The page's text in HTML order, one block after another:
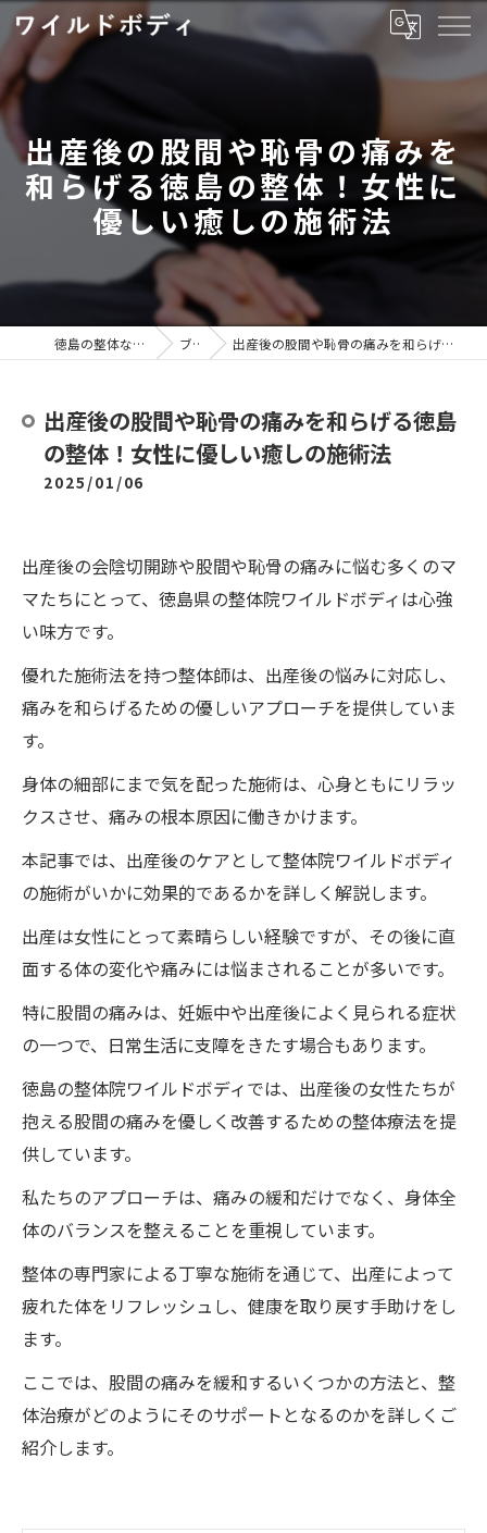
出産後の股間や恥骨の痛みを
和らげる徳島の整体！女性に
優しい癒しの施術法
徳島の整体ならワイルドボディ ブログ 出産後の股間や恥骨の痛みを和らげる徳島の整体！女性に優しい癒しの施術法
出産後の股間や恥骨の痛みを和らげる徳島
の整体！女性に優しい癒しの施術法
2025/01/06
出産後の会陰切開跡や股間や恥骨の痛みに悩む多くのマ
マたちにとって、徳島県の整体院ワイルドボディは心強
い味方です。
優れた施術法を持つ整体師は、出産後の悩みに対応し、
痛みを和らげるための優しいアプローチを提供していま
す。
身体の細部にまで気を配った施術は、心身ともにリラッ
クスさせ、痛みの根本原因に働きかけます。
本記事では、出産後のケアとして整体院ワイルドボディ
の施術がいかに効果的であるかを詳しく解説します。
出産は女性にとって素晴らしい経験ですが、その後に直
面する体の変化や痛みには悩まされることが多いです。
特に股間の痛みは、妊娠中や出産後によく見られる症状
の一つで、日常生活に支障をきたす場合もあります。
徳島の整体院ワイルドボディでは、出産後の女性たちが
抱える股間の痛みを優しく改善するための整体療法を提
供しています。
私たちのアプローチは、痛みの緩和だけでなく、身体全
体のバランスを整えることを重視しています。
整体の専門家による丁寧な施術を通じて、出産によって
疲れた体をリフレッシュし、健康を取り戻す手助けをし
ます。
ここでは、股間の痛みを緩和するいくつかの方法と、整
体治療がどのようにそのサポートとなるのかを詳しくご
紹介します。